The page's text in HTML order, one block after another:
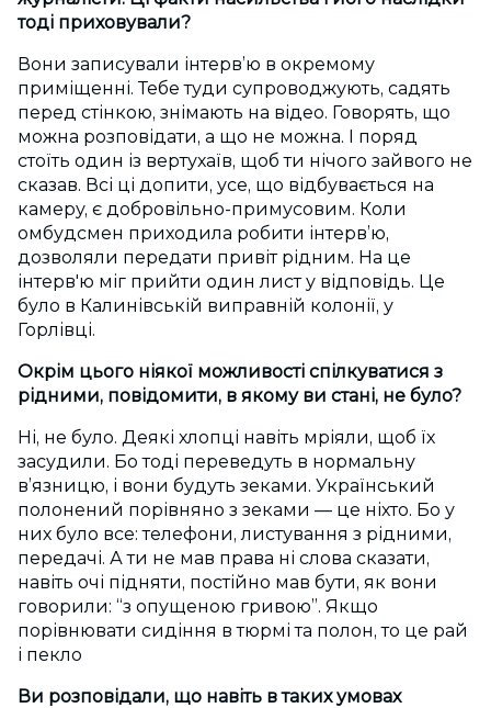
тоді приховували?
Вони записували інтерв’ю в окремому
приміщенні. Тебе туди супроводжують, садять
перед стінкою, знімають на відео. Говорять, що
можна розповідати, а що не можна. І поряд
стоїть один із вертухаїв, щоб ти нічого зайвого не
сказав. Всі ці допити, усе, що відбувається на
камеру, є добровільно-примусовим. Коли
омбудсмен приходила робити інтерв’ю,
дозволяли передати привіт рідним. На це
інтерв'ю міг прийти один лист у відповідь. Це
було в Калинівській виправній колонії, у
Горлівці.
Окрім цього ніякої можливості спілкуватися з
рідними, повідомити, в якому ви стані, не було?
Ні, не було. Деякі хлопці навіть мріяли, щоб їх
засудили. Бо тоді переведуть в нормальну
в’язницю, і вони будуть зеками. Український
полонений порівняно з зеками — це ніхто. Бо у
них було все: телефони, листування з рідними,
передачі. А ти не мав права ні слова сказати,
навіть очі підняти, постійно мав бути, як вони
говорили: “з опущеною гривою”. Якщо
порівнювати сидіння в тюрмі та полон, то це рай
і пекло
Ви розповідали, що навіть в таких умовах